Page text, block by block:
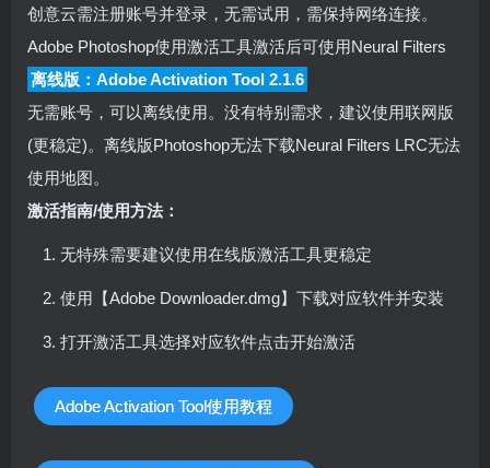
创意云需注册账号并登录，无需试用，需保持网络连接。
Adobe Photoshop使用激活工具激活后可使用Neural Filters
离线版：Adobe Activation Tool 2.1.6
无需账号，可以离线使用。没有特别需求，建议使用联网版
(更稳定)。离线版Photoshop无法下载Neural Filters LRC无法
使用地图。
激活指南/使用方法：
无特殊需要建议使用在线版激活工具更稳定
使用【Adobe Downloader.dmg】下载对应软件并安装
打开激活工具选择对应软件点击开始激活
Adobe Activation Tool使用教程